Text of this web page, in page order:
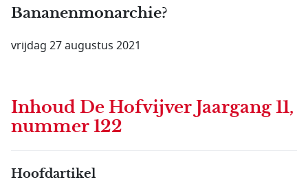
Bananenmonarchie?
vrijdag 27 augustus 2021
Inhoud De Hofvijver Jaargang 11,
nummer 122
Hoofdartikel